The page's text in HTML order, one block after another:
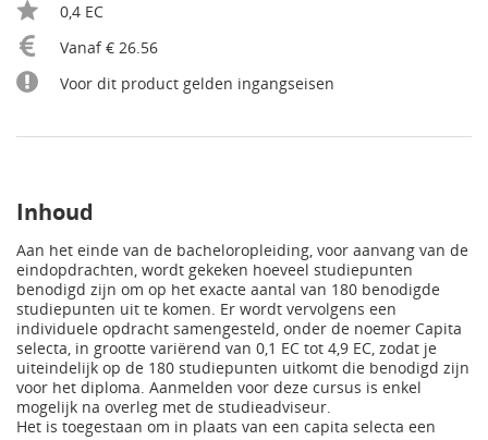
0,4 EC
Vanaf € 26.56
Voor dit product gelden ingangseisen
Inhoud
Aan het einde van de bacheloropleiding, voor aanvang van de
eindopdrachten, wordt gekeken hoeveel studiepunten
benodigd zijn om op het exacte aantal van 180 benodigde
studiepunten uit te komen. Er wordt vervolgens een
individuele opdracht samengesteld, onder de noemer Capita
selecta, in grootte variërend van 0,1 EC tot 4,9 EC, zodat je
uiteindelijk op de 180 studiepunten uitkomt die benodigd zijn
voor het diploma. Aanmelden voor deze cursus is enkel
mogelijk na overleg met de studieadviseur.
Het is toegestaan om in plaats van een capita selecta een